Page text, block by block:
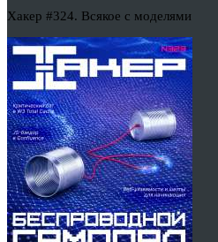
Хакер #324. Всякое с моделями